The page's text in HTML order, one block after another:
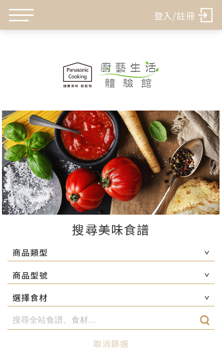
登入/註冊
搜尋美味食譜
商品類型
商品型號
選擇食材
取消篩選